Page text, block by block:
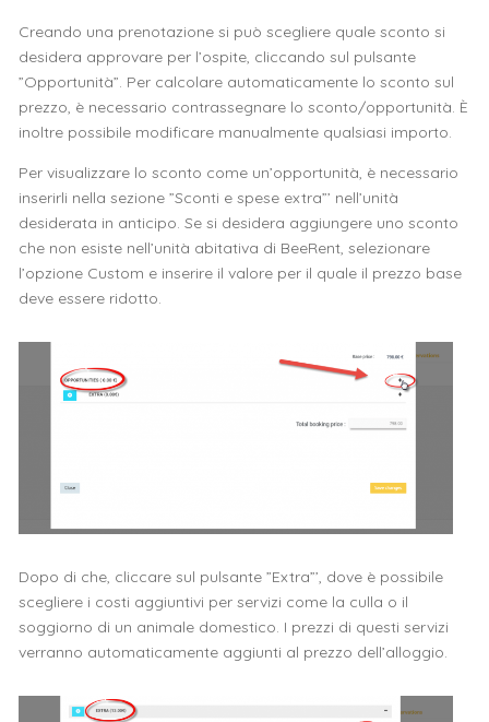
Creando una prenotazione si può scegliere quale sconto si
desidera approvare per l’ospite, cliccando sul pulsante
”Opportunità”. Per calcolare automaticamente lo sconto sul
prezzo, è necessario contrassegnare lo sconto/opportunità. È
inoltre possibile modificare manualmente qualsiasi importo.
Per visualizzare lo sconto come un’opportunità, è necessario
inserirli nella sezione ”Sconti e spese extra”’ nell’unità
desiderata in anticipo. Se si desidera aggiungere uno sconto
che non esiste nell’unità abitativa di BeeRent, selezionare
l’opzione Custom e inserire il valore per il quale il prezzo base
deve essere ridotto.
Dopo di che, cliccare sul pulsante ”Extra”’, dove è possibile
scegliere i costi aggiuntivi per servizi come la culla o il
soggiorno di un animale domestico. I prezzi di questi servizi
verranno automaticamente aggiunti al prezzo dell’alloggio.